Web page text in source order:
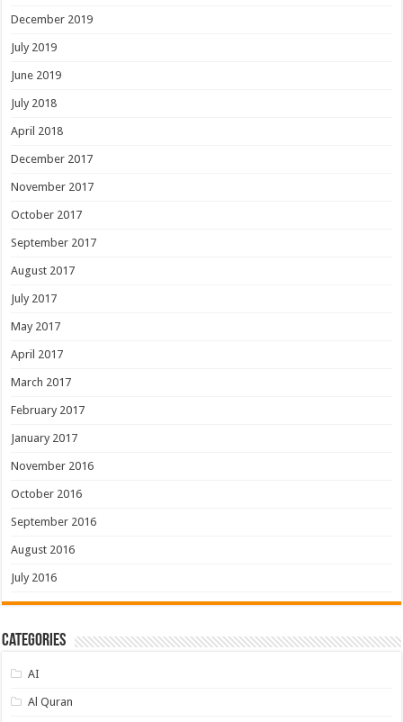
December 2019
July 2019
June 2019
July 2018
April 2018
December 2017
November 2017
October 2017
September 2017
August 2017
July 2017
May 2017
April 2017
March 2017
February 2017
January 2017
November 2016
October 2016
September 2016
August 2016
July 2016
Categories
AI
Al Quran